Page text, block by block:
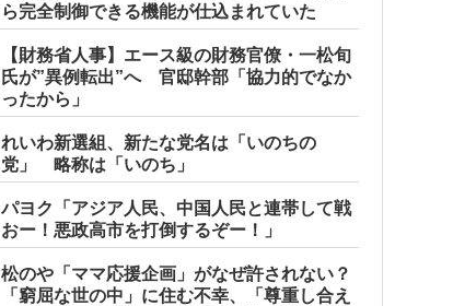
ら完全制御できる機能が仕込まれていた
【財務省人事】エース級の財務官僚・一松旬
氏が”異例転出”へ 官邸幹部「協力的でなか
ったから」
れいわ新選組、新たな党名は「いのちの
党」 略称は「いのち」
パヨク「アジア人民、中国人民と連帯して戦
おー！悪政高市を打倒するぞー！」
松のや「ママ応援企画」がなぜ許されない？
「窮屈な世の中」に住む不幸、「尊重し合え